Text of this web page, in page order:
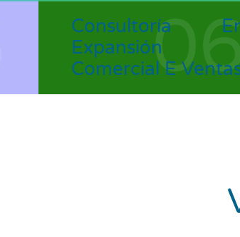
Consultoría
Expansión
Comercial E